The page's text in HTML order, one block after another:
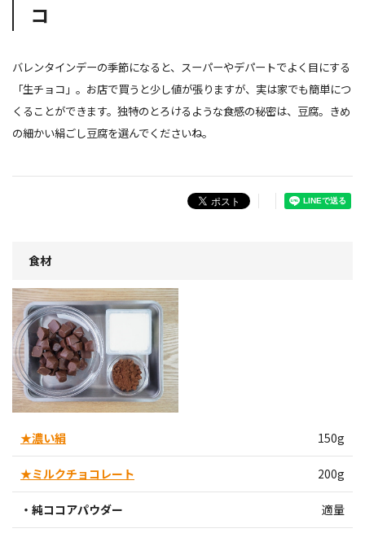
コ
バレンタインデーの季節になると、スーパーやデパートでよく目にする
「生チョコ」。お店で買うと少し値が張りますが、実は家でも簡単につ
くることができます。独特のとろけるような食感の秘密は、豆腐。きめ
の細かい絹ごし豆腐を選んでくださいね。
食材
★濃い絹 150g
★ミルクチョコレート 200g
・純ココアパウダー 適量